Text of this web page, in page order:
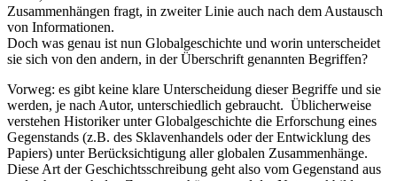
Zusammenhängen fragt, in zweiter Linie auch nach dem Austausch
von Informationen.
Doch was genau ist nun Globalgeschichte und worin unterscheidet
sie sich von den andern, in der Überschrift genannten Begriffen?
Vorweg: es gibt keine klare Unterscheidung dieser Begriffe und sie
werden, je nach Autor, unterschiedlich gebraucht. Üblicherweise
verstehen Historiker unter Globalgeschichte die Erforschung eines
Gegenstands (z.B. des Sklavenhandels oder der Entwicklung des
Papiers) unter Berücksichtigung aller globalen Zusammenhänge.
Diese Art der Geschichtsschreibung geht also vom Gegenstand aus